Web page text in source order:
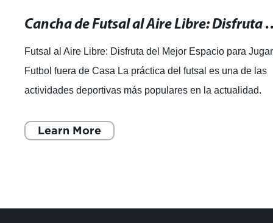
Cancha de Futsal al Aire Libre:
Futsal al Aire Libre: Disfruta del Mejor Espacio para Jugar
Futbol fuera de Casa La práctica del futsal es una de las
actividades deportivas más populares en la actualidad.
Learn More